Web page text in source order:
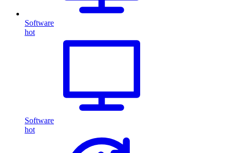
Software
hot
Software
hot